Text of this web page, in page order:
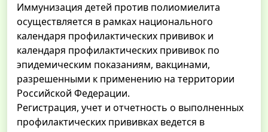
Иммунизация детей против полиомиелита
осуществляется в рамках национального
календаря профилактических прививок и
календаря профилактических прививок по
эпидемическим показаниям, вакцинами,
разрешенными к применению на территории
Российской Федерации.
Регистрация, учет и отчетность о выполненных
профилактических прививках ведется в